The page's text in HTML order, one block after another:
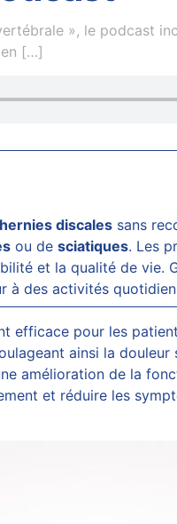
», le podcast
[…]
hernies discalessans
ou desciatiques. Les
et la qualité de vie.
des activités
efficace pour les
ainsi la
amélioration de la
et réduire les